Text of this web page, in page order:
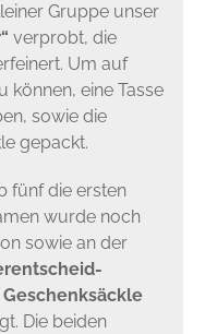
Gruppe unser
verprobt, die
Um auf
können, eine Tasse
sowie die
gepackt.
fünf die ersten
wurde noch
sowie an der
Geschenksäckle
Die beiden